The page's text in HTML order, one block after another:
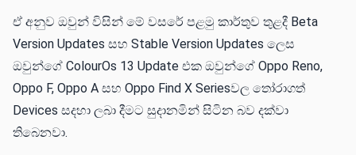
ඒ අනුව ඔවුන් විසින් මේ වසරේ පළමු කාර්තුව තුළදී Beta
Version Updates සහ Stable Version Updates ලෙස
ඔවුන්ගේ ColourOs 13 Update එක ඔවුන්ගේ Oppo Reno,
Oppo F, Oppo A සහ Oppo Find X Seriesවල තෝරාගත්
Devices සදහා ලබා දීමට සුදානමින් සිටින බව දක්වා
තිබෙනවා.